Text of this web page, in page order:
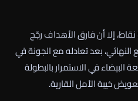
ورغم أن الزمالك رفع رصيده إلى 5 نقاط، إلا أن فارق الأهداف رجّح
بعد تعادله مع الجونة في
البيضاء في الاستمرار بالبطولة
خيبة الأمل القارية.